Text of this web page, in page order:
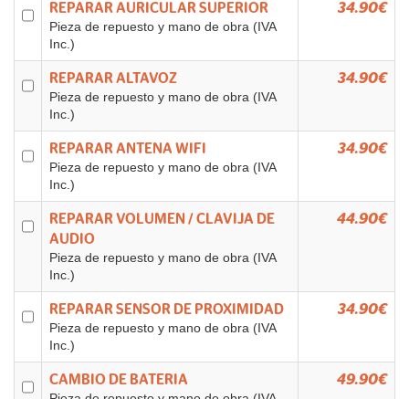
REPARAR AURICULAR SUPERIOR
Pieza de repuesto y mano de obra (IVA
Inc.)
34.90€
REPARAR ALTAVOZ
Pieza de repuesto y mano de obra (IVA
Inc.)
34.90€
REPARAR ANTENA WIFI
Pieza de repuesto y mano de obra (IVA
Inc.)
34.90€
REPARAR VOLUMEN / CLAVIJA DE
AUDIO
Pieza de repuesto y mano de obra (IVA
Inc.)
44.90€
REPARAR SENSOR DE PROXIMIDAD
Pieza de repuesto y mano de obra (IVA
Inc.)
34.90€
CAMBIO DE BATERIA 49.90€